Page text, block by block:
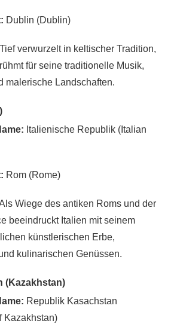
Dublin (Dublin)
Tief verwurzelt in keltischer Tradition,
für seine traditionelle Musik,
malerische Landschaften.
Italienische Republik (Italian
Rom (Rome)
Wiege des antiken Roms und der
beeindruckt Italien mit seinem
künstlerischen Erbe,
kulinarischen Genüssen.
(Kazakhstan)
Republik Kasachstan
Kazakhstan)